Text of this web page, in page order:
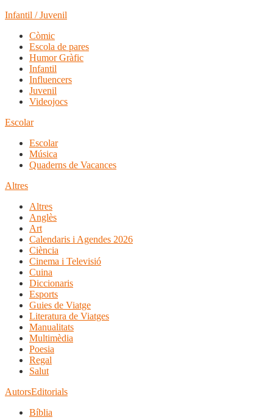
Infantil / Juvenil
Còmic
Escola de pares
Humor Gràfic
Infantil
Influencers
Juvenil
Videojocs
Escolar
Escolar
Música
Quaderns de Vacances
Altres
Altres
Anglès
Art
Calendaris i Agendes 2026
Ciència
Cinema i Televisió
Cuina
Diccionaris
Esports
Guies de Viatge
Literatura de Viatges
Manualitats
Multimèdia
Poesia
Regal
Salut
AutorsEditorials
Bíblia